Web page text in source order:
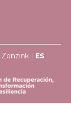
Zenzink | ES